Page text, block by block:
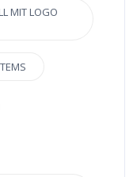
MIT LOGO